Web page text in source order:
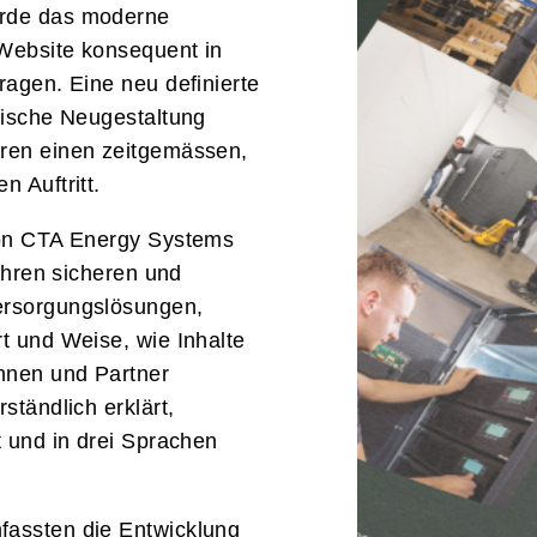
das moderne
konsequent in
Eine neu definierte
Neugestaltung
einen zeitgemässen,
Auftritt.
CTA Energy Systems
sicheren und
und Weise, wie Inhalte
und Partner
erklärt,
in drei Sprachen
die Entwicklung